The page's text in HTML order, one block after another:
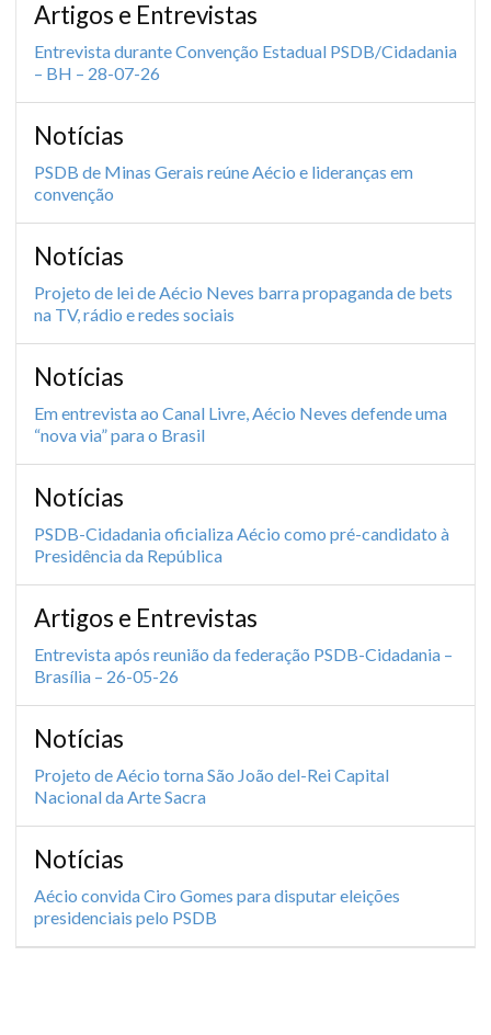
Artigos e Entrevistas
Entrevista durante Convenção Estadual PSDB/Cidadania
– BH – 28-07-26
Notícias
PSDB de Minas Gerais reúne Aécio e lideranças em
convenção
Notícias
Projeto de lei de Aécio Neves barra propaganda de bets
na TV, rádio e redes sociais
Notícias
Em entrevista ao Canal Livre, Aécio Neves defende uma
“nova via” para o Brasil
Notícias
PSDB-Cidadania oficializa Aécio como pré-candidato à
Presidência da República
Artigos e Entrevistas
Entrevista após reunião da federação PSDB-Cidadania –
Brasília – 26-05-26
Notícias
Projeto de Aécio torna São João del-Rei Capital
Nacional da Arte Sacra
Notícias
Aécio convida Ciro Gomes para disputar eleições
presidenciais pelo PSDB